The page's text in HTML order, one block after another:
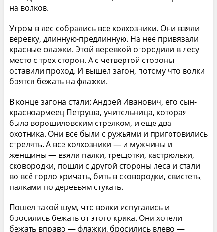
на волков.
Утром в лес собрались все колхозники. Они взяли
веревку, длинную-предлинную. На нее привязали
красные флажки. Этой веревкой огородили в лесу
место с трех сторон. А с четвертой стороны
оставили проход. И вышел загон, потому что волки
боятся бежать на флажки.
В конце загона стали: Андрей Иванович, его сын-
красноармеец Петруша, учительница, которая
была ворошиловским стрелком, и еще два
охотника. Они все были с ружьями и приготовились
стрелять. А все колхозники — и мужчины и
женщины — взяли палки, трещотки, кастрюльки,
сковородки, пошли с другой стороны леса и стали
во всё горло кричать, бить в сковородки, свистеть,
палками по деревьям стукать.
Пошел такой шум, что волки испугались и
бросились бежать от этого крика. Они хотели
бежать вправо — флажки, бросились влево —